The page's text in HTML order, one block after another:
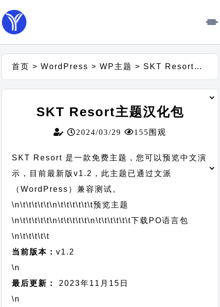
首页 >WordPress >WP主题 > SKT Resort主题汉化包
SKT Resort主题汉化包
2024/03/29 155围观
SKT Resort 是一款免费主题，您可以预览中文演
示，目前最新版v1.2，此主题已通过文派
（WordPress）兼容测试。
\n\t\t\t\t\t\n\t\t\t\t\t\t预览主题
\n\t\t\t\t\t\n\t\t\t\t\t\n\t\t\t\t\t\t下载PO语言包
\n\t\t\t\t\t
当前版本：v1.2
\n
最后更新：
2023年11月15日
\n